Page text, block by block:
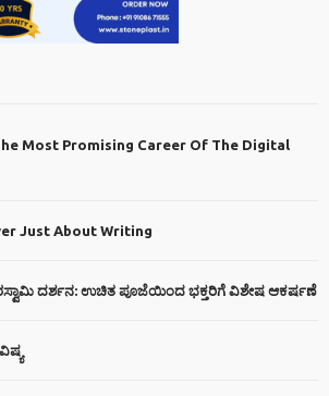
Most Promising Career Of The Digital
Just About Writing
ದರ್ಶನ: ಉಚಿತ ಪೂಜೆಯಿಂದ ಭಕ್ತರಿಗೆ ವಿಶೇಷ ಆಕರ್ಷಣೆ